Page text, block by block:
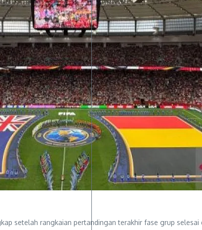
setelah rangkaian pertandingan terakhir fase grup selesai